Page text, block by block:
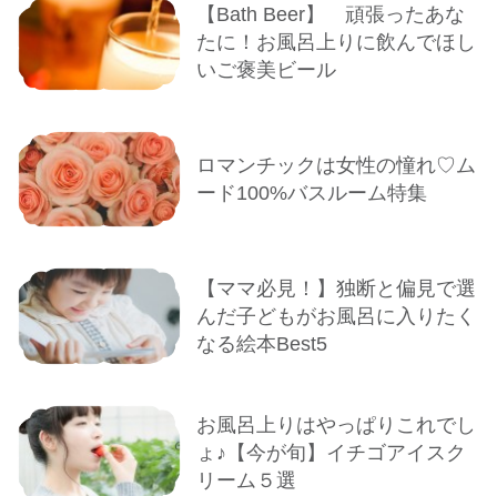
【Bath Beer】 頑張ったあな
たに！お風呂上りに飲んでほし
いご褒美ビール
ロマンチックは女性の憧れ♡ム
ード100%バスルーム特集
【ママ必見！】独断と偏見で選
んだ子どもがお風呂に入りたく
なる絵本Best5
お風呂上りはやっぱりこれでし
ょ♪【今が旬】イチゴアイスク
リーム５選